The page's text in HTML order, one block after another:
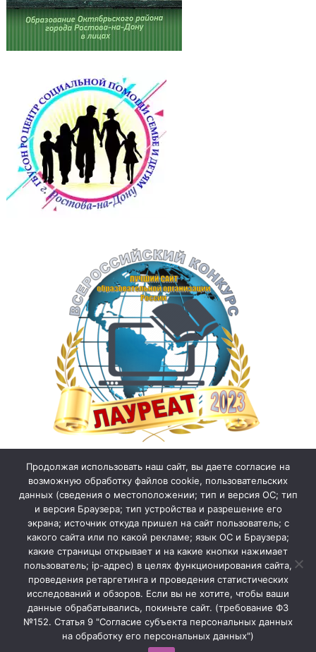
Продолжая использовать наш сайт, вы даете согласие на
возможную обработку файлов cookie, пользовательских
данных (сведения о местоположении; тип и версия ОС; тип
и версия Браузера; тип устройства и разрешение его
экрана; источник откуда пришел на сайт пользователь; с
какого сайта или по какой рекламе; язык ОС и Браузера;
какие страницы открывает и на какие кнопки нажимает
пользователь; ip-адрес) в целях функционирования сайта,
проведения ретаргетинга и проведения статистических
исследований и обзоров. Если вы не хотите, чтобы ваши
данные обрабатывались, покиньте сайт. (требование ФЗ
№152. Статья 9 "Согласие субъекта персональных данных
на обработку его персональных данных")